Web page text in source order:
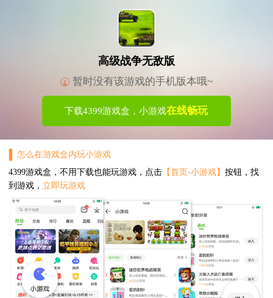
高级战争无敌版
暂时没有该游戏的手机版本哦~
下载4399游戏盒，小游戏在线畅玩
怎么在游戏盒内玩小游戏
4399游戏盒，不用下载也能玩游戏，点击【首页-小游戏】 按钮，找
到游戏， 立即玩游戏